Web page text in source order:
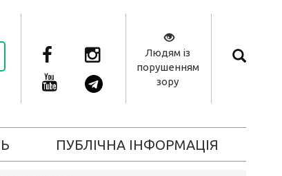
Людям із
порушенням
зору
ПУБЛІЧНА ІНФОРМАЦІЯ